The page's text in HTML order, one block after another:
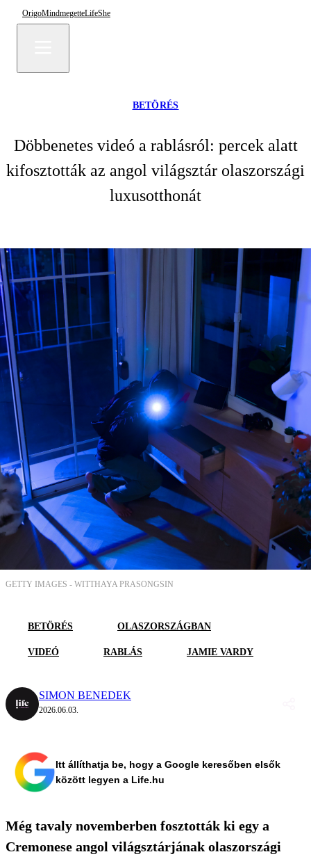
OrigoMindmegetteLifeShe
BETÖRÉS
Döbbenetes videó a rablásról: percek alatt
kifosztották az angol világsztár olaszországi
luxusotthonát
GETTY IMAGES - WITTHAYA PRASONGSIN
BETÖRÉS OLASZORSZÁGBAN
VIDEÓ RABLÁS JAMIE VARDY
SIMON BENEDEK
2026.06.03.
Itt állíthatja be, hogy a Google keresőben elsők
között legyen a Life.hu
Még tavaly novemberben fosztották ki egy a
Cremonese angol világsztárjának olaszországi